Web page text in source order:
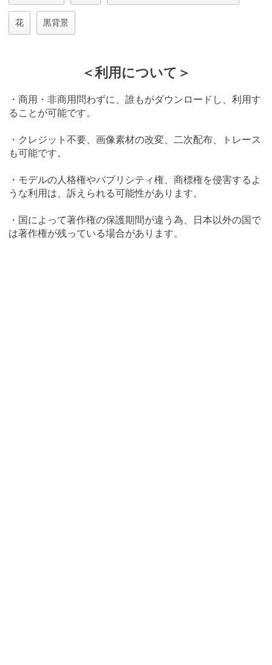
花 黒背景
＜利用について＞
・商用・非商用問わずに、誰もがダウンロードし、利用す
ることが可能です。
・クレジット不要、画像素材の改変、二次配布、トレース
も可能です。
・モデルの人格権やパブリシティ権、商標権を侵害するよ
うな利用は、訴えられる可能性があります。
・国によって著作権の保護期間が違う為、日本以外の国で
は著作権が残っている場合があります。